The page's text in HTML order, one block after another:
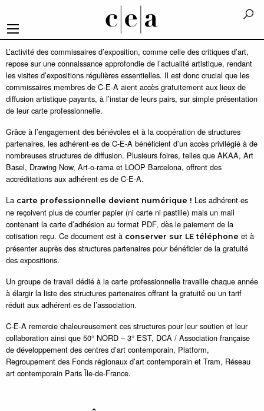
L’activité des commissaires d’exposition, comme celle des critiques d’art,
repose sur une connaissance approfondie de l’actualité artistique, rendant
les visites d’expositions régulières essentielles. Il est donc crucial que les
commissaires membres de C-E-A aient accès gratuitement aux lieux de
diffusion artistique payants, à l’instar de leurs pairs, sur simple présentation
de leur carte professionnelle.
Grâce à l’engagement des bénévoles et à la coopération de structures
partenaires, les adhérent·es de C-E-A bénéficient d’un accès privilégié à de
nombreuses structures de diffusion. Plusieurs foires, telles que AKAA, Art
Basel, Drawing Now, Art-o-rama et LOOP Barcelona, offrent des
accréditations aux adhérent·es de C-E-A.
La carte professionnelle devient numérique ! Les adhérent·es
ne reçoivent plus de courrier papier (ni carte ni pastille) mais un mail
contenant la carte d’adhésion au format PDF, dès le paiement de la
cotisation reçu. Ce document est à conserver sur LE téléphone et à
présenter auprès des structures partenaires pour bénéficier de la gratuité
des expositions.
Un groupe de travail dédié à la carte professionnelle travaille chaque année
à élargir la liste des structures partenaires offrant la gratuité ou un tarif
réduit aux adhérent·es de l’association.
C-E-A remercie chaleureusement ces structures pour leur soutien et leur
collaboration ainsi que 50° NORD – 3° EST, DCA / Association française
de développement des centres d’art contemporain, Platform,
Regroupement des Fonds régionaux d’art contemporain et Tram, Réseau
art contemporain Paris Île-de-France.